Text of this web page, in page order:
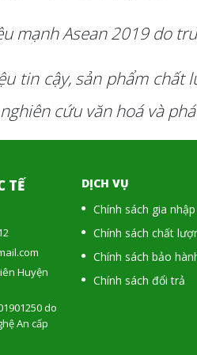
mạnh Asean 2019 do
tin cậy, sản phẩm
cứu văn hoá và
TẾ
Huyện
do
An cấp
DỊCH VỤ
Chính sách gia nhập
Chính sách chất
Chính sách bảo
Chính sách đổi trả